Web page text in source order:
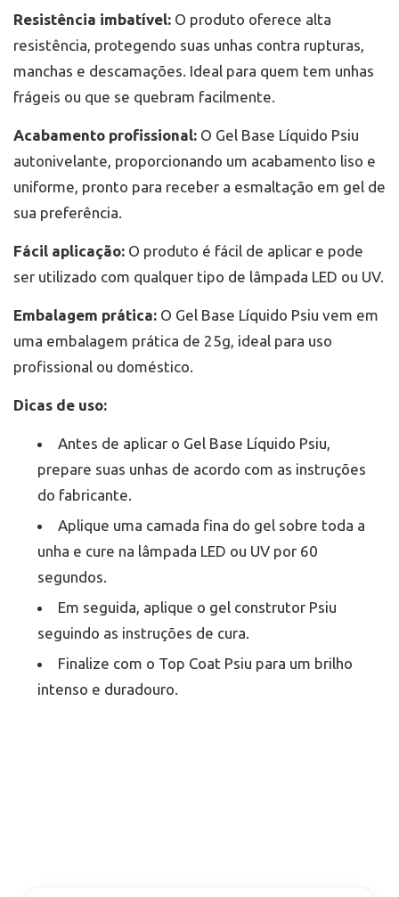
Resistência imbatível: O produto oferece alta
resistência, protegendo suas unhas contra rupturas,
manchas e descamações. Ideal para quem tem unhas
frágeis ou que se quebram facilmente.
Acabamento profissional: O Gel Base Líquido Psiu
autonivelante, proporcionando um acabamento liso e
uniforme, pronto para receber a esmaltação em gel de
sua preferência.
Fácil aplicação: O produto é fácil de aplicar e pode
ser utilizado com qualquer tipo de lâmpada LED ou UV.
Embalagem prática: O Gel Base Líquido Psiu vem em
uma embalagem prática de 25g, ideal para uso
profissional ou doméstico.
Dicas de uso:
Antes de aplicar o Gel Base Líquido Psiu,
prepare suas unhas de acordo com as instruções
do fabricante.
Aplique uma camada fina do gel sobre toda a
unha e cure na lâmpada LED ou UV por 60
segundos.
Em seguida, aplique o gel construtor Psiu
seguindo as instruções de cura.
Finalize com o Top Coat Psiu para um brilho
intenso e duradouro.